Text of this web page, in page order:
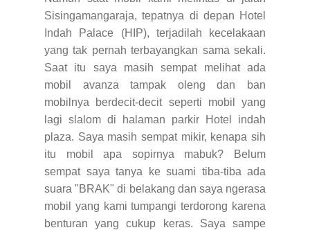
Sisingamangaraja, tepatnya di depan Hotel
Indah Palace (HIP), terjadilah kecelakaan
yang tak pernah terbayangkan sama sekali.
Saat itu saya masih sempat melihat ada
mobil avanza tampak oleng dan ban
mobilnya berdecit-decit seperti mobil yang
lagi slalom di halaman parkir Hotel indah
plaza. Saya masih sempat mikir, kenapa sih
itu mobil apa sopirnya mabuk? Belum
sempat saya tanya ke suami tiba-tiba ada
suara "BRAK" di belakang dan saya ngerasa
mobil yang kami tumpangi terdorong karena
benturan yang cukup keras. Saya sampe